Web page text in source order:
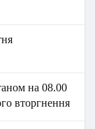
на 08.00
вторгнення